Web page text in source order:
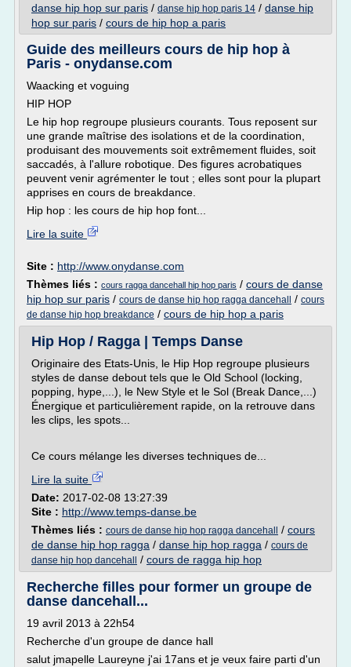
danse hip hop sur paris / danse hip hop paris 14 / danse hip
hop sur paris / cours de hip hop a paris
Guide des meilleurs cours de hip hop à
Paris - onydanse.com
Waacking et voguing
HIP HOP
Le hip hop regroupe plusieurs courants. Tous reposent sur
une grande maîtrise des isolations et de la coordination,
produisant des mouvements soit extrêmement fluides, soit
saccadés, à l'allure robotique. Des figures acrobatiques
peuvent venir agrémenter le tout ; elles sont pour la plupart
apprises en cours de breakdance.
Hip hop : les cours de hip hop font...
Lire la suite
Site : http://www.onydanse.com
Thèmes liés : cours ragga dancehall hip hop paris / cours de danse
hip hop sur paris / cours de danse hip hop ragga dancehall / cours
de danse hip hop breakdance / cours de hip hop a paris
Hip Hop / Ragga | Temps Danse
Originaire des Etats-Unis, le Hip Hop regroupe plusieurs
styles de danse debout tels que le Old School (locking,
popping, hype,...), le New Style et le Sol (Break Dance,...)
Énergique et particulièrement rapide, on la retrouve dans
les clips, les spots...
Ce cours mélange les diverses techniques de...
Lire la suite
Date: 2017-02-08 13:27:39
Site : http://www.temps-danse.be
Thèmes liés : cours de danse hip hop ragga dancehall / cours
de danse hip hop ragga / danse hip hop ragga / cours de
danse hip hop dancehall
/ cours de ragga hip hop
Recherche filles pour former un groupe de
danse dancehall...
19 avril 2013 à 22h54
Recherche d'un groupe de dance hall
salut jmapelle Laureyne j'ai 17ans et je veux faire parti d'un